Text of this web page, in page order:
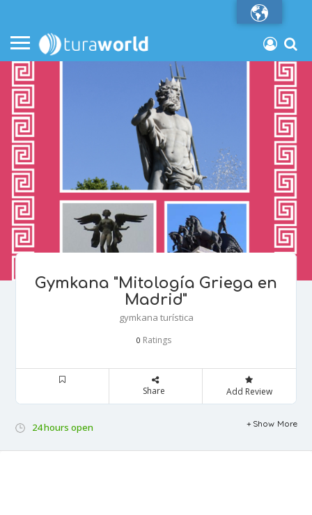
Gymkana "Mitología Griega en
Madrid"
gymkana turística
0 Ratings
Share Add Review
24 hours open Show More